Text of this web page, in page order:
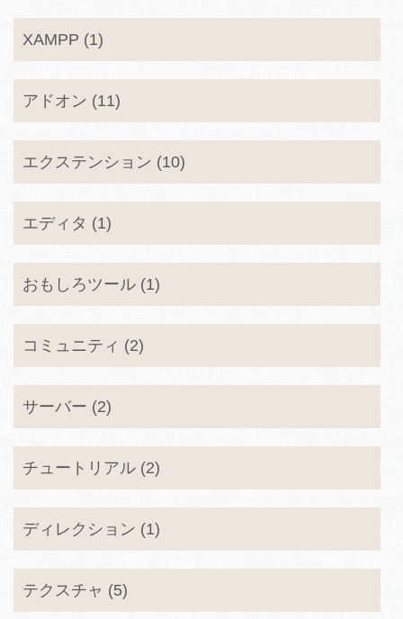
XAMPP (1)
アドオン (11)
エクステンション (10)
エディタ (1)
おもしろツール (1)
コミュニティ (2)
サーバー (2)
チュートリアル (2)
ディレクション (1)
テクスチャ (5)